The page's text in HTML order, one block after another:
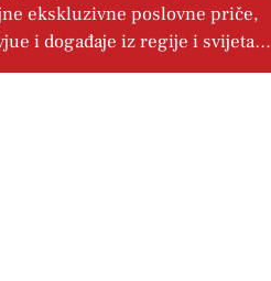
ekskluzivne poslovne priče,
i događaje iz regije i svijeta…